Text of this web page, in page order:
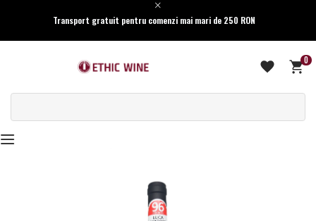
Transport gratuit pentru comenzi mai mari de 250 RON
0